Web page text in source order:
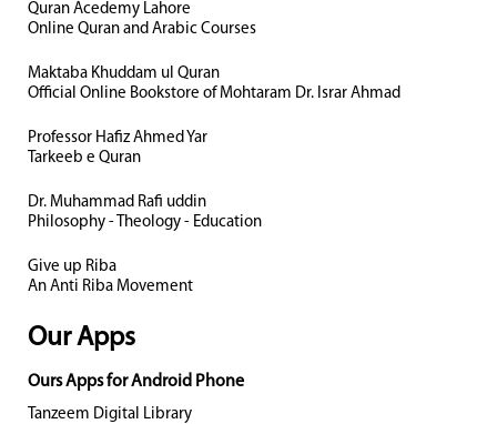
Quran Acedemy Lahore
Online Quran and Arabic Courses
Maktaba Khuddam ul Quran
Official Online Bookstore of Mohtaram Dr. Israr Ahmad
Professor Hafiz Ahmed Yar
Tarkeeb e Quran
Dr. Muhammad Rafi uddin
Philosophy - Theology - Education
Give up Riba
An Anti Riba Movement
Our Apps
Ours Apps for Android Phone
Tanzeem Digital Library